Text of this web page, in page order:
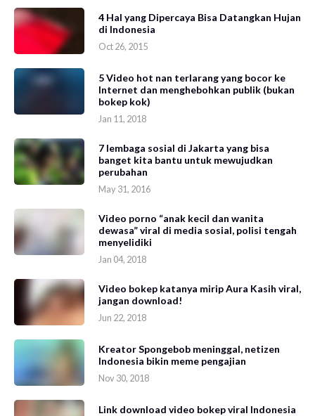
4 Hal yang Dipercaya Bisa Datangkan Hujan
di Indonesia
Oct 26, 2015
5 Video hot nan terlarang yang bocor ke
Internet dan menghebohkan publik (bukan
bokep kok)
Jan 11, 2018
7 lembaga sosial di Jakarta yang bisa
banget kita bantu untuk mewujudkan
perubahan
May 31, 2016
Video porno “anak kecil dan wanita
dewasa” viral di media sosial, polisi tengah
menyelidiki
Jan 04, 2018
Video bokep katanya mirip Aura Kasih viral,
jangan download!
Jun 22, 2018
Kreator Spongebob meninggal, netizen
Indonesia bikin meme pengajian
Nov 30, 2018
Link download video bokep viral Indonesia